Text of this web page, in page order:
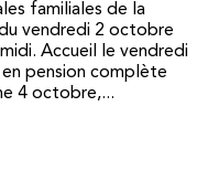
familiales de la
vendredi 2 octobre
Accueil le vendredi
pension complète
4 octobre,...